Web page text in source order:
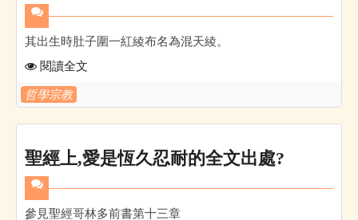
其出生時肚子圍一紅綾布名為混天綾。
閱讀全文
哲學宗教
聖經上,愛是恆久忍耐的全文出處?
參見聖經哥林多前書第十三章